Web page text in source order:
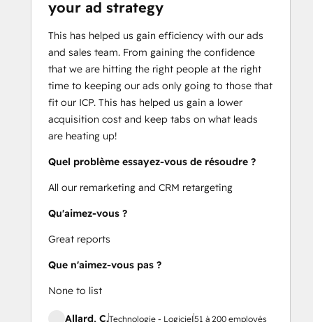
your ad strategy
This has helped us gain efficiency with our ads
and sales team. From gaining the confidence
that we are hitting the right people at the right
time to keeping our ads only going to those that
fit our ICP. This has helped us gain a lower
acquisition cost and keep tabs on what leads
are heating up!
Quel problème essayez-vous de résoudre ?
All our remarketing and CRM retargeting
Qu'aimez-vous ?
Great reports
Que n'aimez-vous pas ?
None to list
Allard, C.Technologie - Logiciel51 à 200 employés